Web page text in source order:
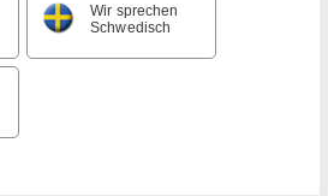
Wir sprechen
Schwedisch